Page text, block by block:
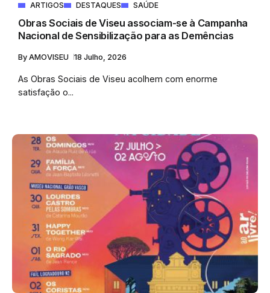
ARTIGOS DESTAQUES SAÚDE
Obras Sociais de Viseu associam-se à Campanha
Nacional de Sensibilização para as Demências
By AMOVISEU 18 Julho, 2026
As Obras Sociais de Viseu acolhem com enorme
satisfação o...